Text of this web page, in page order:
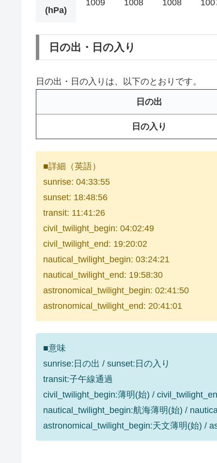
(hPa)
1009 1008 1008
日の出・日の入り
日の出・日の入りは、以下のとおりです。
日の出
日の入り
■詳細（英語）
sunrise: 04:33:55
sunset: 18:48:56
transit: 11:41:26
civil_twilight_begin: 04:02:49
civil_twilight_end: 19:20:02
nautical_twilight_begin: 03:24:21
nautical_twilight_end: 19:58:30
astronomical_twilight_begin: 02:41:50
astronomical_twilight_end: 20:41:01
■意味
sunrise:日の出 / sunset:日の入り
transit:子午線通過
civil_twilight_begin:薄明(始) /
nautical_twilight_begin:航海薄明(始) /
astronomical_twilight_begin:天文薄明(始) /